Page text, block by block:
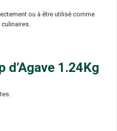
ou à être utilisé comme
d’Agave 1.24Kg